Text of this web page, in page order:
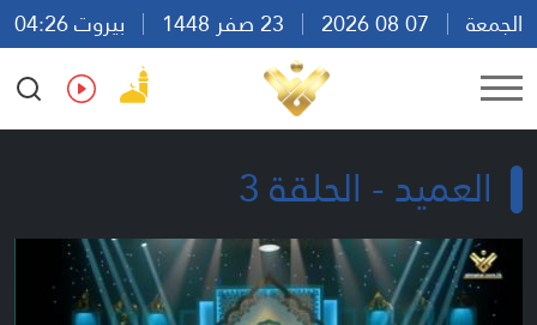
الجمعة
بيروت 04:26
Ar
En Fr Es
العميد - الحلقة 3